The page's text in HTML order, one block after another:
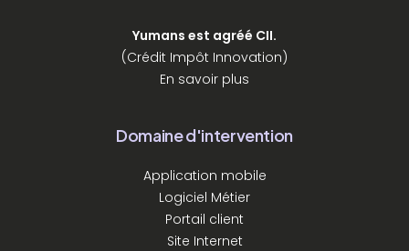
Yumans est agréé CII.
(Crédit Impôt Innovation)
En savoir plus
Domaine d'intervention
Application mobile
Logiciel Métier
Portail client
Site Internet